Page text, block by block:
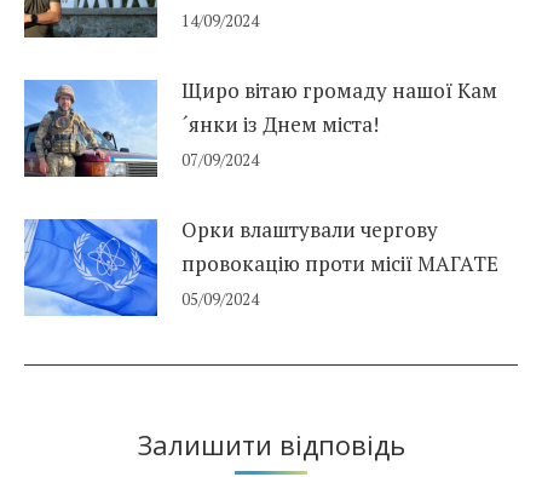
14/09/2024
Щиро вітаю громаду нашої Кам
´янки із Днем міста!
07/09/2024
Орки влаштували чергову
провокацію проти місії МАГАТЕ
05/09/2024
Залишити відповідь